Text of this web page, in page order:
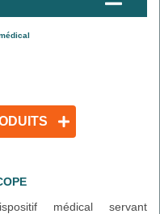
médical servant